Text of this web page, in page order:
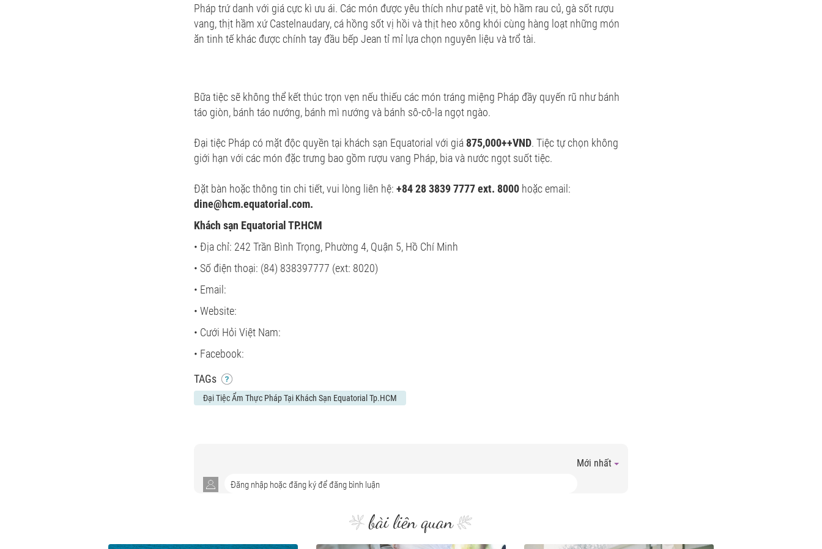
Pháp trứ danh với giá cực kì ưu ái. Các món được yêu thích như patê vịt, bò hầm rau củ, gà sốt rượu
vang, thịt hầm xứ Castelnaudary, cá hồng sốt vị hồi và thịt heo xông khói cùng hàng loạt những món
ăn tinh tế khác được chính tay đầu bếp Jean tỉ mỉ lựa chọn nguyên liệu và trổ tài.
Bữa tiệc sẽ không thể kết thúc trọn vẹn nếu thiếu các món tráng miệng Pháp đầy quyến rũ như bánh
táo giòn, bánh táo nướng, bánh mì nướng và bánh sô-cô-la ngọt ngào.
Đại tiệc Pháp có mặt độc quyền tại khách sạn Equatorial với giá 875,000++VND. Tiệc tự chọn không
giới hạn với các món đặc trưng bao gồm rượu vang Pháp, bia và nước ngọt suốt tiệc.
Đặt bàn hoặc thông tin chi tiết, vui lòng liên hệ: +84 28 3839 7777 ext. 8000 hoặc email:
dine@hcm.equatorial.com.
Khách sạn Equatorial TP.HCM
• Địa chỉ: 242 Trần Bình Trọng, Phường 4, Quận 5, Hồ Chí Minh
• Số điện thoại: (84) 838397777 (ext: 8020)
• Email:
• Website:
• Cưới Hỏi Việt Nam:
• Facebook:
TAGs
Đại Tiệc Ẩm Thực Pháp Tại Khách Sạn Equatorial Tp.HCM
Mới nhất
bài liên quan